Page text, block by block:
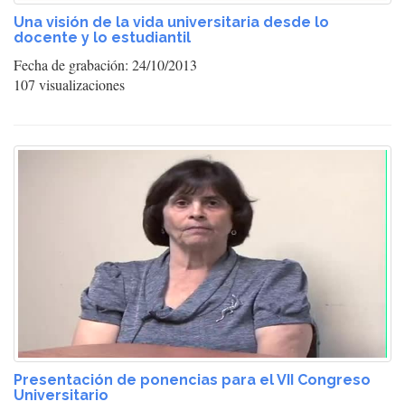
Una visión de la vida universitaria desde lo
docente y lo estudiantil
Fecha de grabación: 24/10/2013
107 visualizaciones
Presentación de ponencias para el VII Congreso
Universitario